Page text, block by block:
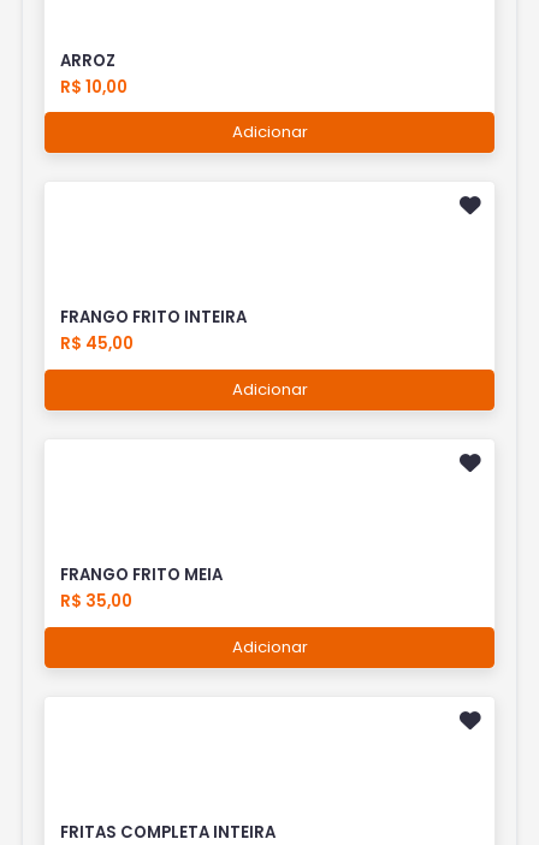
ARROZ
R$ 10,00
Adicionar
FRANGO FRITO INTEIRA
R$ 45,00
Adicionar
FRANGO FRITO MEIA
R$ 35,00
Adicionar
FRITAS COMPLETA INTEIRA